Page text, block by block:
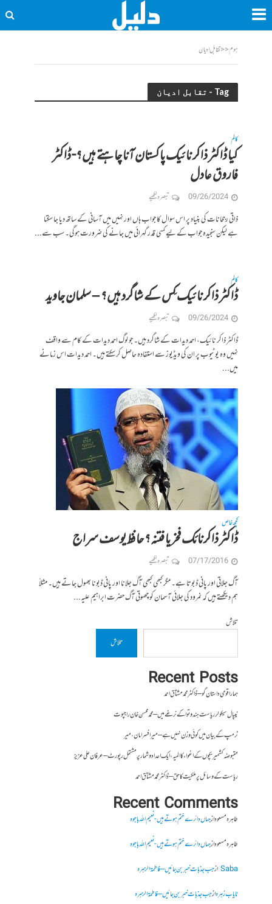
ہوم<<تقابل ادیان
Tag - تقابل ادیان
کالم
کیا ڈاکٹر ذاکر نائیک پاکستان آنا چاہتے ہیں؟- ڈاکٹر
فاروق عادل
09/26/2024 تبصرہ لکھیے
ذاتی رجحانات کی بنیاد پر اس سوال کا جواب ہاں اور نہیں میں آسانی کے ساتھ دیا جا سکتا
ہے لیکن سنجیدہ جواب کے لیے کسی قدر گہرائی میں جانے کی ضرورت ہوگی۔ سب سے...
کالم
ڈاکٹر ذاکر نائیک کِس کے شاگرد ہیں؟ – سلمان جاوید
09/26/2024 تبصرہ لکھیے
ڈاکٹر ذاکر نائیک، احمد دیدات کے شاگرد ہیں۔ جو لوگ احمد دیدات کے کام سے واقف
نہیں وہ یوٹیوب پر ان کی ویڈیوز سے استفادہ حاصل کر سکتے ہیں۔ احمد دیدات اس زمانے
میں...
کچھ خاص
ڈاکٹر ذاکرنائک فخر یا فتنہ؟ حافظ یوسف سراج
07/17/2016 تبصرہ لکھیے
آگ جلاتی اور پانی ڈبوتا ہے۔ مگر کبھی کبھی آگ جلانا اور پانی ڈبونا بھول جاتے ہیں۔ مثلاً
ہم دیکھتے ہیں کہ نمرود کی جلائی آسمان کو چھوتی آگ حضرت ابراہیم علیہ...
تلاش
تلاش
Recent Posts
ہمارا قومی داستان گو – ڈاکٹر محمد مشتاق احمد
نیپال سیکولر ریاست ہندوتوا کے نرغے میں – محمد محسن خان راجپوت
ٹرمپ کے بیان میں کوئی وزن نہیں ہے – میر افسرامان،میر
مقبوضہ کشمیر بچوں کے اغواء کا المیہ، ایک اعداد و شمار پر مشتمل رپورٹ – عرفان علی عزیز
ریاست کے وسائل پر ملکیت کا حق – ڈاکٹر محمد مشتاق احمد
Recent Comments
طاہرہ مسعودازجہاں دائرے ختم ہوتے ہیں- نعیم اللہ باجوہ
طاہرہ مسعودازجہاں دائرے ختم ہوتے ہیں- نعیم اللہ باجوہ
Sabaازجب جذبات خبر بن جائیں – فاطمۃالزہرہ
نایاب زہرہازجب جذبات خبر بن جائیں – فاطمۃالزہرہ